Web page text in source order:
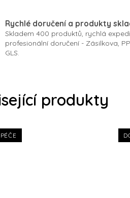
Rychlé doručení a produkty
Skladem 400 produktů, rychlá
profesionální doručení - Zásilkova,
GLS.
produkty